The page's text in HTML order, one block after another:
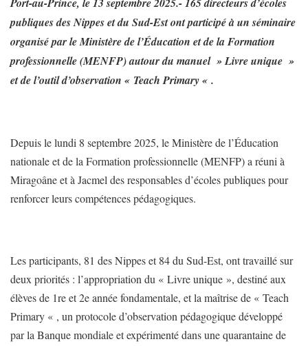
publiques des Nippes et du Sud-Est ont participé à un séminaire
organisé par le Ministère de l’Éducation et de la Formation
professionnelle (MENFP) autour du manuel » Livre unique »
et de l’outil d’observation « Teach Primary « .
Depuis le lundi 8 septembre 2025, le Ministère de l’Éducation
nationale et de la Formation professionnelle (MENFP) a réuni à
Miragoâne et à Jacmel des responsables d’écoles publiques pour
renforcer leurs compétences pédagogiques.
Les participants, 81 des Nippes et 84 du Sud-Est, ont travaillé sur
deux priorités : l’appropriation du « Livre unique », destiné aux
élèves de 1re et 2e année fondamentale, et la maîtrise de « Teach
Primary « , un protocole d’observation pédagogique développé
par la Banque mondiale et expérimenté dans une quarantaine de